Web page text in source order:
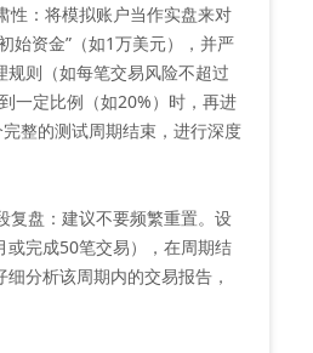
：将模拟账户当作实盘来对
始资金”（如1万美元），并严
规则（如每笔交易风险不超过
一定比例（如20%）时，再进
整的测试周期结束，进行深度
盘：建议不要频繁重置。设
或完成50笔交易），在周期结
分析该周期内的交易报告，